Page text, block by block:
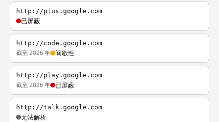
http://plus.google.com
已屏蔽
http://code.google.com
截至 2026 年 间歇性
http://play.google.com
截至 2026 年 已屏蔽
http://talk.google.com
无法解析